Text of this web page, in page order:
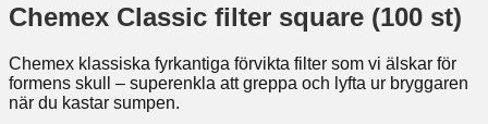
Chemex Classic filter square (100 st)
Chemex klassiska fyrkantiga förvikta filter som vi älskar för
formens skull – superenkla att greppa och lyfta ur bryggaren
när du kastar sumpen.